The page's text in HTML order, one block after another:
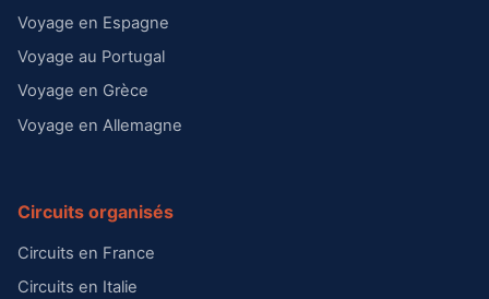
Voyage en Espagne
Voyage au Portugal
Voyage en Grèce
Voyage en Allemagne
Circuits organisés
Circuits en France
Circuits en Italie